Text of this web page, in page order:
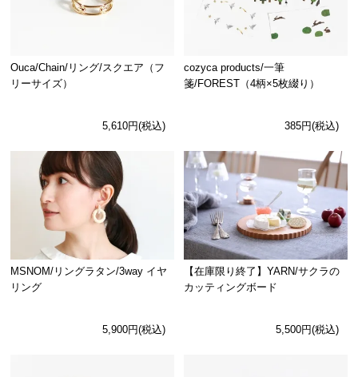
Ouca/Chain/リング/スクエア（フ
リーサイズ）
5,610円(税込)
cozyca products/一筆
箋/FOREST（4柄×5枚綴り）
385円(税込)
MSNOM/リングラタン/3way イヤ
リング
5,900円(税込)
【在庫限り終了】YARN/サクラの
カッティングボード
5,500円(税込)